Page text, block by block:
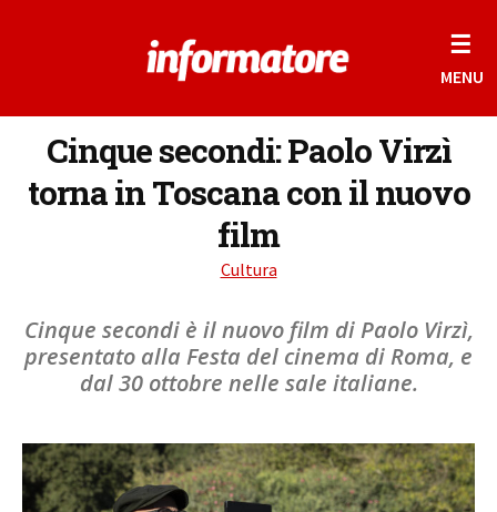
☰
MENU
Cinque secondi: Paolo Virzì
torna in Toscana con il nuovo
film
Cultura
Cinque secondi è il nuovo film di Paolo Virzì,
presentato alla Festa del cinema di Roma, e
dal 30 ottobre nelle sale italiane.